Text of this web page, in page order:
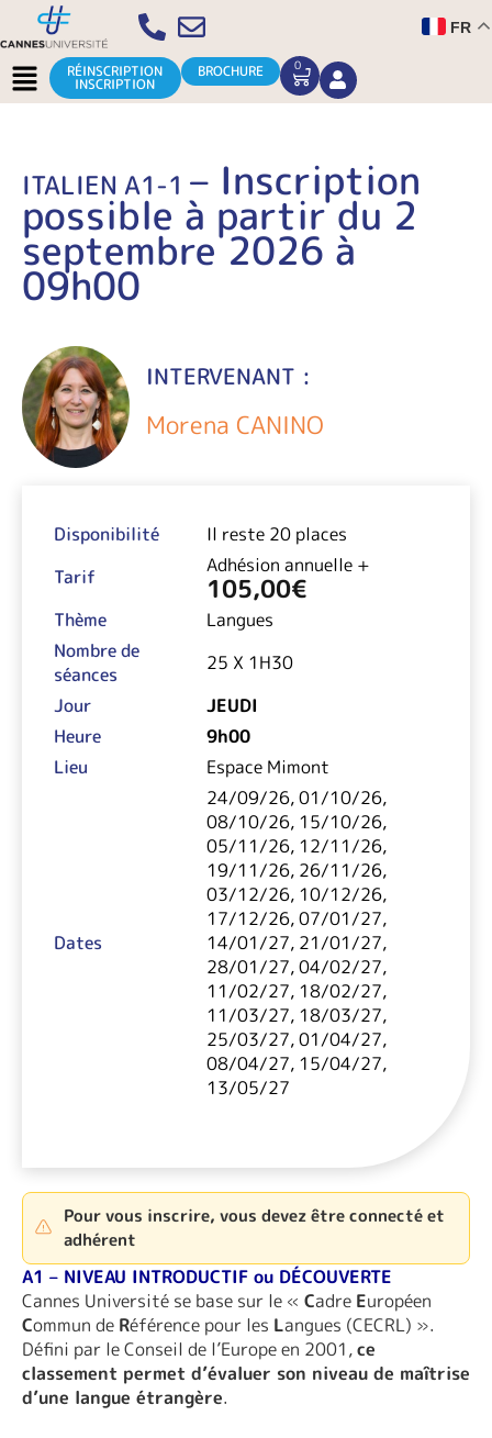
Aller
au
contenu
FR
Menu RÉINSCRIPTION
INSCRIPTION
BROCHURE 0
CART
ITALIEN A1-1 – Inscription
possible à partir du 2
septembre 2026 à
09h00
INTERVENANT :
Morena CANINO
Disponibilité
Il reste 20 places
Tarif
Adhésion annuelle +
105,00€
Thème
Langues
Nombre de
séances
25 X 1H30
Jour
JEUDI
Heure
9h00
Lieu
Espace Mimont
Dates
24/09/26, 01/10/26,
08/10/26, 15/10/26,
05/11/26, 12/11/26,
19/11/26, 26/11/26,
03/12/26, 10/12/26,
17/12/26, 07/01/27,
14/01/27, 21/01/27,
28/01/27, 04/02/27,
11/02/27, 18/02/27,
11/03/27, 18/03/27,
25/03/27, 01/04/27,
08/04/27, 15/04/27,
13/05/27
Pour vous inscrire, vous devez être connecté et
adhérent
A1 – NIVEAU INTRODUCTIF ou DÉCOUVERTE
Cannes Université se base sur le « Cadre Européen
Commun de Référence pour les Langues (CECRL) ».
Défini par le Conseil de l’Europe en 2001,ce
classement permet d’évaluer son niveau de maîtrise
d’une langue étrangère.